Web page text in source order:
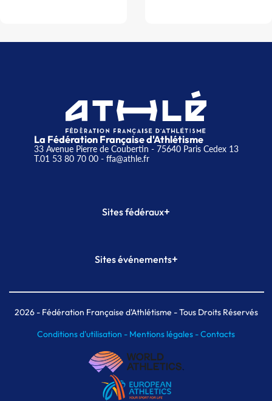
La Fédération Française d'Athlétisme
33 Avenue Pierre de Coubertin - 75640 Paris Cedex 13
T.01 53 80 70 00- ffa@athle.fr
Sites fédéraux+
Plateforme Formation
Sites événements+
Meeting de Paris indoor
MAIF Ekiden de Paris
2026- Fédération Française d'Athlétisme - Tous Droits Réservés
Conditions d'utilisation - Mentions légales -Contacts